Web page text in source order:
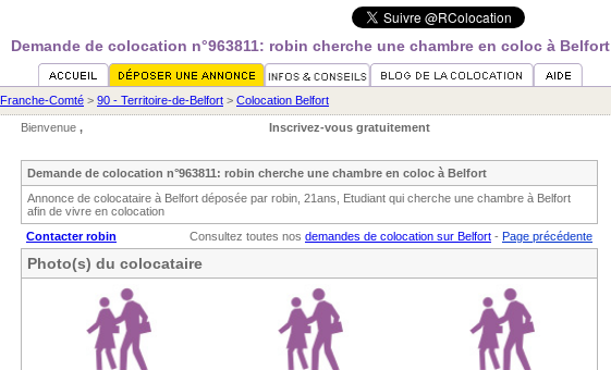
Demande de colocation n°963811: robin cherche une chambre en coloc à Belfort
Franche-Comté > 90 - Territoire-de-Belfort > Colocation Belfort
Bienvenue , Inscrivez-vous gratuitement
Demande de colocation n°963811: robin cherche une chambre en coloc à Belfort
Annonce de colocataire à Belfort déposée par robin, 21ans, Etudiant qui cherche une chambre à Belfort
afin de vivre en colocation
Contacter robin
Consultez toutes nos demandes de colocation sur Belfort - Page précédente
Photo(s) du colocataire